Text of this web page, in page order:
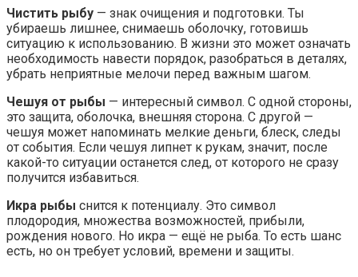
Чистить рыбу — знак очищения и подготовки. Ты
убираешь лишнее, снимаешь оболочку, готовишь
ситуацию к использованию. В жизни это может означать
необходимость навести порядок, разобраться в деталях,
убрать неприятные мелочи перед важным шагом.
Чешуя от рыбы — интересный символ. С одной стороны,
это защита, оболочка, внешняя сторона. С другой —
чешуя может напоминать мелкие деньги, блеск, следы
от события. Если чешуя липнет к рукам, значит, после
какой-то ситуации останется след, от которого не сразу
получится избавиться.
Икра рыбы снится к потенциалу. Это символ
плодородия, множества возможностей, прибыли,
рождения нового. Но икра — ещё не рыба. То есть шанс
есть, но он требует условий, времени и защиты.